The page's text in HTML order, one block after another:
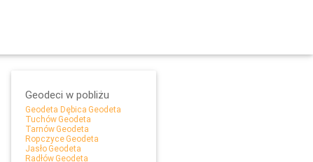
Geodeci w pobliżu
Geodeta Dębica Geodeta
Tuchów Geodeta
Tarnów Geodeta
Ropczyce Geodeta
Jasło Geodeta
Radłów Geodeta